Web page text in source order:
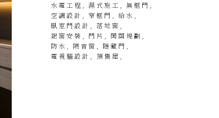
水電工程
濕式施工
無框門
空調設計
窄框門
給水
臥室門設計
落地窗
鋁窗安裝
門片
開關規劃
防水
隔音窗
隱藏門
電視牆設計
預售屋